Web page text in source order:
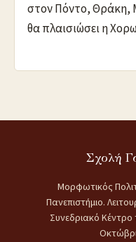
στον Πόντο, Θράκη,
θα πλαισιώσει η
Σχολή
Μορφωτικός
Πανεπιστήμιο.
Συνεδριακό